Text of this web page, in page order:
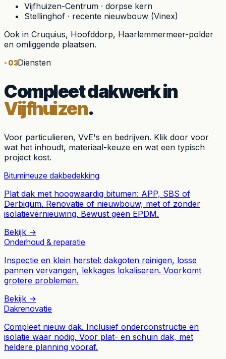
Vijfhuizen-Centrum · dorpse kern
Stellinghof · recente nieuwbouw (Vinex)
Ook in Cruquius, Hoofddorp, Haarlemmermeer-polder
en omliggende plaatsen.
03Diensten
Compleet dakwerk in
Vijfhuizen.
Voor particulieren, VvE's en bedrijven. Klik door voor
wat het inhoudt, materiaal-keuze en wat een typisch
project kost.
Bitumineuze dakbedekking
Plat dak met hoogwaardig bitumen: APP, SBS of
Derbigum. Renovatie of nieuwbouw, met of zonder
isolatievernieuwing. Bewust geen EPDM.
Bekijk →
Onderhoud & reparatie
Inspectie en klein herstel: dakgoten reinigen, losse
pannen vervangen, lekkages lokaliseren. Voorkomt
grotere problemen.
Bekijk →
Dakrenovatie
Compleet nieuw dak. Inclusief onderconstructie en
isolatie waar nodig. Voor plat- en schuin dak, met
heldere planning vooraf.